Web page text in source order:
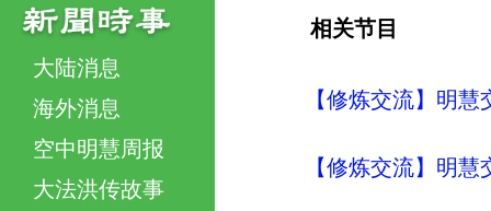
大陆消息
海外消息
空中明慧周报
大法洪传故事
相关节目
【修炼交流】明
【修炼交流】明